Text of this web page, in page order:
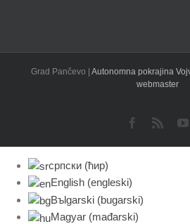
Grad Pančevo | Autonomna pokrajina
webmaster
Facebook
Rss
српски (ћир)
English (engleski)
Bъlgarski (bugarski)
Magyar (mađarski)